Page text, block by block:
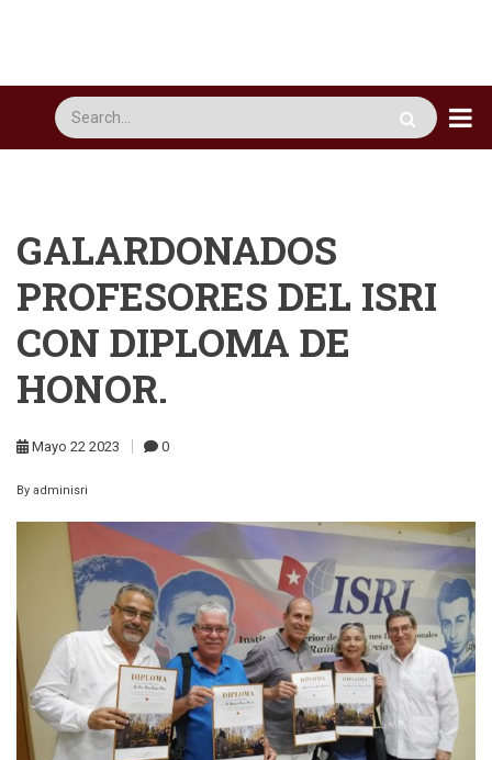
principal
GALARDONADOS
PROFESORES DEL ISRI
CON DIPLOMA DE
HONOR.
Mayo 22 2023 0
By adminisri